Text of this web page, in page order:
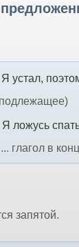
Я устал,
подлежащее)
Я ложусь
глагол в
запятой.